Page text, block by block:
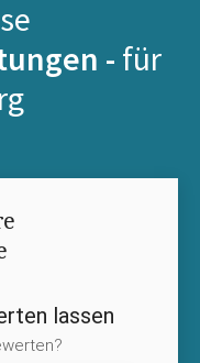
- für
lassen